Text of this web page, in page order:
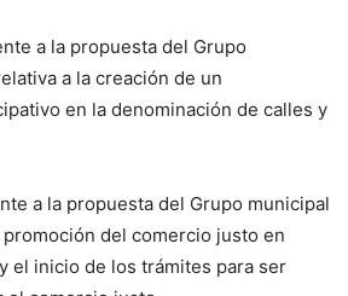
a la propuesta del Grupo
a la creación de un
en la denominación de calles y
a la propuesta del Grupo municipal
promoción del comercio justo en
el inicio de los trámites para ser